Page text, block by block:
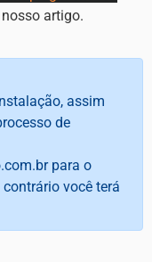
artigo.
assim
de
para o
você terá